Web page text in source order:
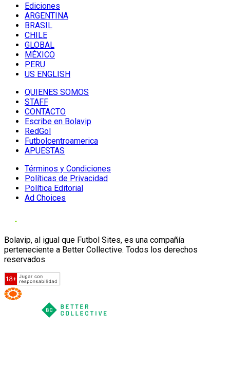
Ediciones
ARGENTINA
BRASIL
CHILE
GLOBAL
MÉXICO
PERU
US ENGLISH
QUIENES SOMOS
STAFF
CONTACTO
Escribe en Bolavip
RedGol
Futbolcentroamerica
APUESTAS
Términos y Condiciones
Políticas de Privacidad
Política Editorial
Ad Choices
Bolavip, al igual que Futbol Sites, es una compañía
perteneciente a Better Collective. Todos los derechos
reservados